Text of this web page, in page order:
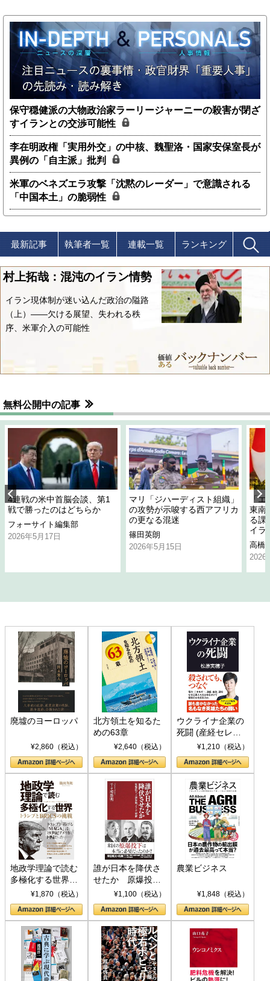
保守穏健派の大物政治家ラーリージャーニーの殺害が閉ざ
すイランとの交渉可能性
李在明政権「実用外交」の中核、魏聖洛・国家安保室長が
異例の「自主派」批判
米軍のベネズエラ攻撃「沈黙のレーダー」で意識される
「中国本土」の脆弱性
最新記事 執筆者一覧 連載一覧 ランキング
村上拓哉：混沌のイラン情勢
イラン現体制が迷い込んだ政治の隘路
（上）――欠ける展望、失われる秩
序、米軍介入の可能性
無料公開中の記事
4連戦の米中首脳会談、第1
戦で勝ったのはどちらか
フォーサイト編集部
2026年5月17日
マリ「ジハーディスト組織」
の攻勢が示唆する西アフリカ
の更なる混迷
篠田英朗
2026年5月15日
「
東南
る課
イラ
高橋
2026
廃墟のヨーロッパ
¥2,860（税込）
北方領土を知るた
めの63章
¥2,640（税込）
ウクライナ企業の
死闘 (産経セレク
ト S 039)¥1,210（税込）
地政学理論で読む
多極化する世界：
トランプとBRICS
の挑戦
¥1,870（税込）
誰が日本を降伏さ
せたか 原爆投
下、ソ連参戦、そ
して聖断 (PHP新
書)
¥1,100（税込）
農業ビジネス
¥1,848（税込）